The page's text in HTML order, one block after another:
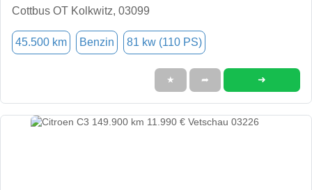
Cottbus OT Kolkwitz, 03099
45.500 km Benzin 81 kw (110 PS)
★ ➦ ➜